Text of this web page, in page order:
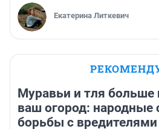
Екатерина Литкевич
Муравьи и тля больше
ваш огород: народные
борьбы с